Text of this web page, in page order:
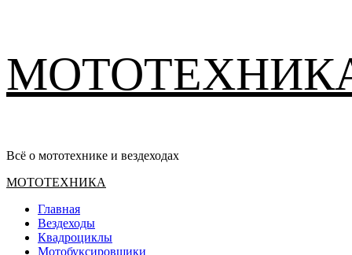
содержимому
Всё о мототехнике и вездеходах
Основное
МОТОТЕХНИКА
Главная
Вездеходы
Квадроциклы
Мотобуксировщики